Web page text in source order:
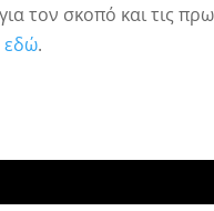
τον σκοπό και τις
εδώ.